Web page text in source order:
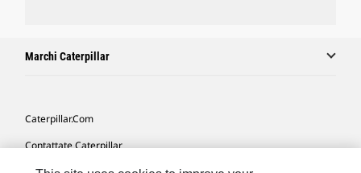
Marchi Caterpillar
Caterpillar.com
Contattate Caterpillar